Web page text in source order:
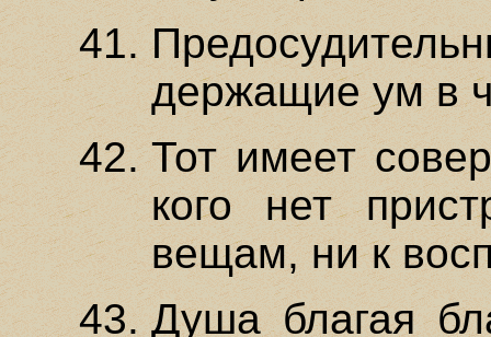
держащие ум в
Тот имеет
кого нет
вещам, ни к
Душа благая